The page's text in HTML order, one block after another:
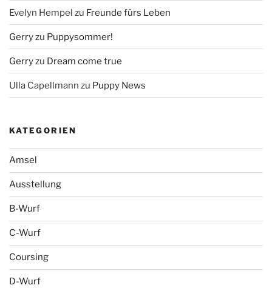
Evelyn Hempel zu Freunde fürs Leben
Gerryzu Puppysommer!
Gerryzu Dream come true
Ulla Capellmann zu Puppy News
KATEGORIEN
Amsel
Ausstellung
B-Wurf
C-Wurf
Coursing
D-Wurf